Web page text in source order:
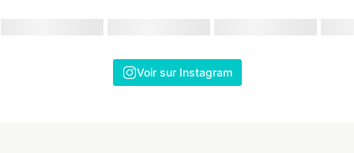
Voir sur Instagram